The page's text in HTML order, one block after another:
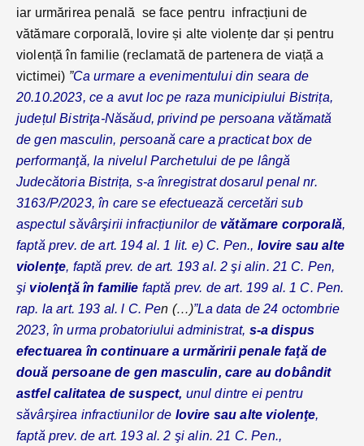
iar urmărirea penală se face pentru infracțiuni de
vătămare corporală, lovire și alte violențe dar și pentru
violență în familie (reclamată de partenera de viață a
victimei) ”Ca urmare a evenimentului din seara de
20.10.2023, ce a avut loc pe raza municipiului Bistrița,
județul Bistriţa-Năsăud, privind pe persoana vătămată
de gen masculin, persoană care a practicat box de
performanţă, la nivelul Parchetului de pe lângă
Judecătoria Bistrița, s-a înregistrat dosarul penal nr.
3163/P/2023, în care se efectuează cercetări sub
aspectul săvârşirii infracțiunilor devătămare corporală,
faptă prev. de art. 194 al. 1 lit. e) C. Pen., lovire sau alte
violenţe, faptă prev. de art. 193 al. 2 şi alin. 21 C. Pen,
şi violenţă în familie faptă prev. de art. 199 al. 1 C. Pen.
rap. la art. 193 al. l C. Pen (…)”La data de 24 octombrie
2023, în urma probatoriului administrat, s-a dispus
efectuarea în continuare a urmăririi penale faţă de
două persoane de gen masculin, care au dobândit
astfel calitatea de suspect, unul dintre ei pentru
săvârşirea infractiunilor de lovire sau alte violenţe,
faptă prev. de art. 193 al. 2 şi alin. 21 C. Pen.,